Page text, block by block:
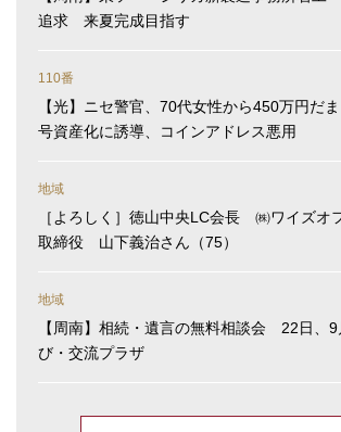
追求 来夏完成目指す
110番
【光】ニセ警官、70代女性から450万円だ
号資産化に誘導、コインアドレス悪用
地域
［よろしく］徳山中央LC会長 ㈱ワイズオ
取締役 山下義治さん（75）
地域
【周南】相続・遺言の無料相談会 22日、
び・交流プラザ